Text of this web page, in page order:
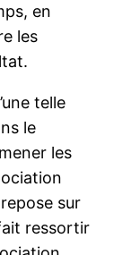
en
les
telle
le
les
sur
ressortir